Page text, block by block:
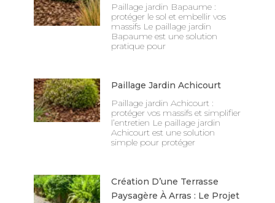
Paillage jardin Bapaume :
protéger le sol et embellir vos
massifs Le paillage jardin
Bapaume est une solution
pratique pour
Paillage Jardin Achicourt
Paillage jardin Achicourt :
protéger vos massifs et simplifier
l’entretien Le paillage jardin
Achicourt est une solution
simple pour protéger
Création D’une Terrasse
Paysagère À Arras : Le Projet